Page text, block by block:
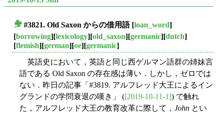
#3821. Old Saxon からの借用語[loan_word]
[borrowing][lexicology][old_saxon][germanic][dutch]
[flemish][german][oe][germanic]
英語史において，英語と同じ西ゲルマン語群の姉妹言
語である Old Saxon の存在感は薄い．しかし，ゼロでは
ない．昨日の記事「#3819. アルフレッド大王によるイン
グランドの学問衰退の嘆き」 ([2019-10-11-1]) で触れ
た，アルフレッド大王の教育改革に際して， John とい